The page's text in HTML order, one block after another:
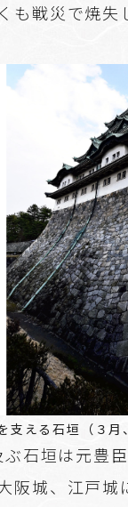
も戦災で焼失
支える石垣（３
石垣は元豊
阪城、江戸